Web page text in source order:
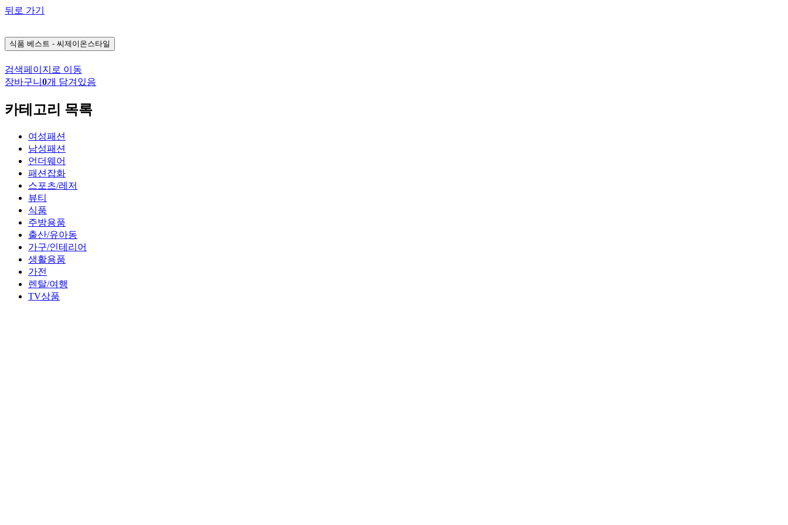
뒤로 가기
식품 베스트 - 씨제이온스타일
검색페이지로 이동
장바구니 0개 담겨있음
카테고리 목록
여성패션
남성패션
언더웨어
패션잡화
스포츠/레저
뷰티
식품
주방용품
출산/유아동
가구/인테리어
생활용품
가전
렌탈/여행
TV상품